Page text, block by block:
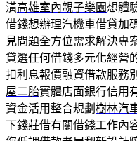
潢高雄室內親子樂園想體
借錢想辦理汽機車借貸加
見問題全方位需求解決專
貸選任何借錢多元化經營
扣利息報價融資借款服務
屋二胎實體店面銀行信用
資金活用整合規劃 樹林汽
下錢莊借有關借錢工作內